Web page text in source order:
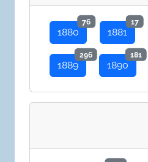
1880
76
1881
17
1889
296
1890
181